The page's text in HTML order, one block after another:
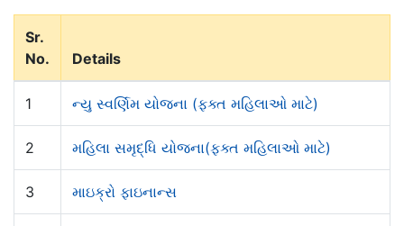
Sr.
No.
Details
1 ન્યુ સ્‍વર્ણિમ યોજના (ફક્ત મહિલાઓ માટે)
2 મહિલા સમૃદ્ધિ યોજના(ફક્ત મહિલાઓ માટે)
3 માઇક્રો ફાઇનાન્‍સ